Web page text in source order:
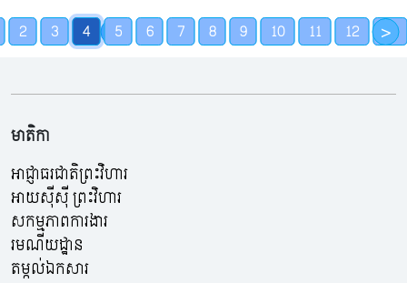
<
2 3 4 5 6 7 8 9 10 11 12 13
>
មាតិកា
អាជ្ញាធរជាតិព្រះវិហារ
អាយស៊ីស៊ី ព្រះវិហារ
សកម្មភាពការងារ
រមណីយដ្ឋាន
តម្កល់ឯកសារ